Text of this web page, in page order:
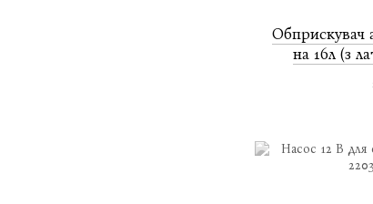
Обприскувач
на 16л (з